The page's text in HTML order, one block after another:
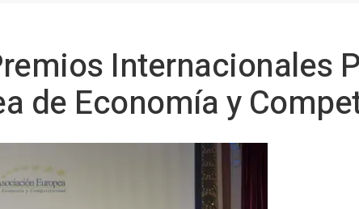
Internacionales
de Economía y